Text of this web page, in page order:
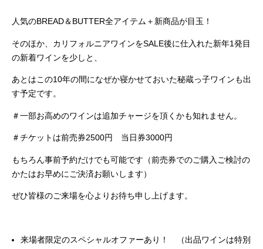
人気のBREAD＆BUTTER全アイテム＋新商品が目玉！
そのほか、カリフォルニアワインをSALE後に仕入れた新年1発目
の新着ワインを少しと、
あとはこの10年の間になぜか寝かせておいた秘蔵っ子ワインも出
す予定です。
＃一部お高めのワインは追加チャージを頂くかも知れません。
＃チケットは前売券2500円 当日券3000円
もちろん事前予約だけでも可能です（前売券でのご購入ご検討の
かたはお早めにご決済お願いします）
ぜひ皆様のご来場を心よりお待ち申し上げます。
来場者限定のスペシャルオファーあり！ （出品ワインは特別